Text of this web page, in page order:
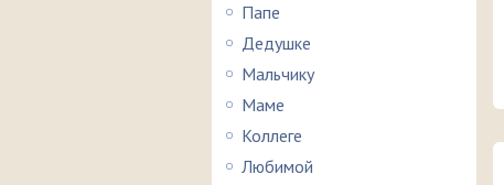
Папе
Дедушке
Мальчику
Маме
Коллеге
Любимой